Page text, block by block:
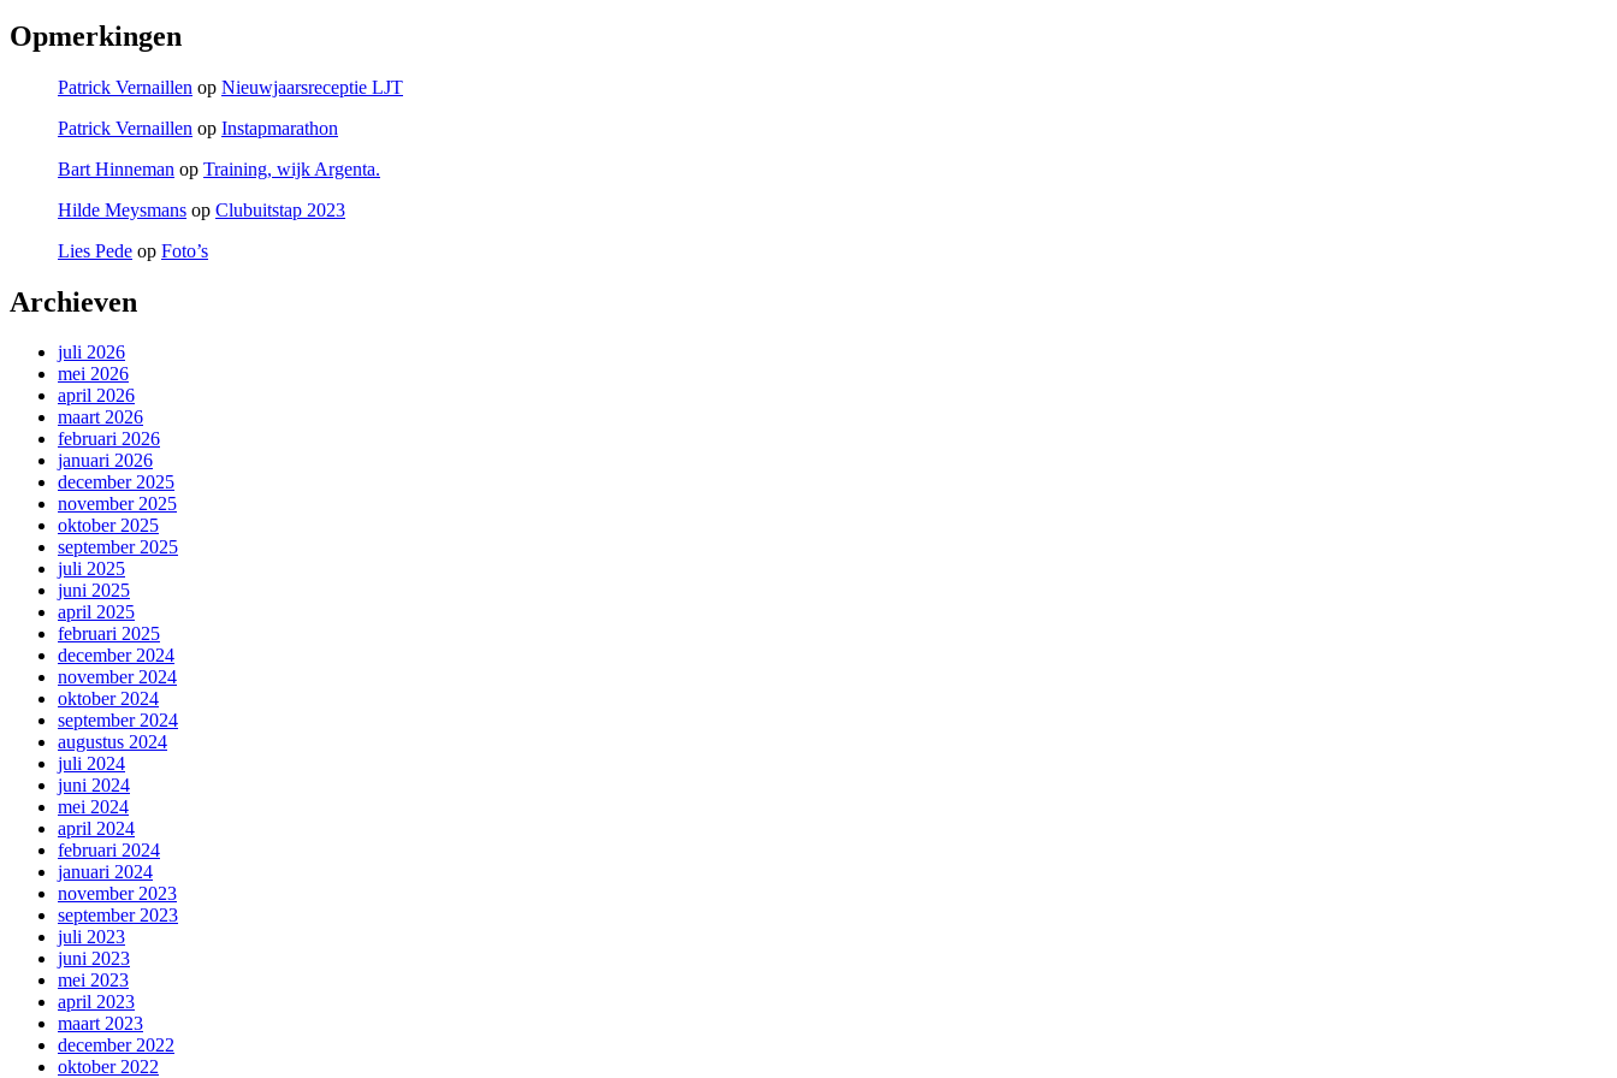
Opmerkingen
Patrick Vernaillen op Nieuwjaarsreceptie LJT
Patrick Vernaillen op Instapmarathon
Bart Hinneman op Training, wijk Argenta.
Hilde Meysmans op Clubuitstap 2023
Lies Pede op Foto’s
Archieven
juli 2026
mei 2026
april 2026
maart 2026
februari 2026
januari 2026
december 2025
november 2025
oktober 2025
september 2025
juli 2025
juni 2025
april 2025
februari 2025
december 2024
november 2024
oktober 2024
september 2024
augustus 2024
juli 2024
juni 2024
mei 2024
april 2024
februari 2024
januari 2024
november 2023
september 2023
juli 2023
juni 2023
mei 2023
april 2023
maart 2023
december 2022
oktober 2022